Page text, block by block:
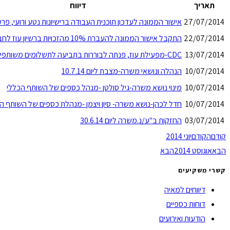
תאריך
דיווח
27/07/2014 אישור הממונה לעדכון תוכנית העבודה ברישיונות נטע ורועי,
22/07/2014 התקבל אישור הממונה להעברת 10% מהזכויות ברשיון עוז לחב, המשך
13/07/2014 CDC-מפעילת עוז, פנתה לבוררות בתביעה לתשלומים משותפי הרישיון
10/07/2014 הנהלה ונושאי משרה-מצבת ליום 10.7.14
10/07/2014 מינוי נושא משרה-גיל סולטן -מנהל כספים של השותף הכללי
10/07/2014 חדל לכהן-נושא משרה- סיון ויצמן -מנהלת כספים של השותף
03/07/2014 החזקות ב"ע/נ.משרה ליום 30.6.14
קודםהקודםיוני 2014
הבאאוגוסט 2014 הבא
קשרי משקיעים
דיווחים למאיה
דוחות כספיים
הודעות ואירועים